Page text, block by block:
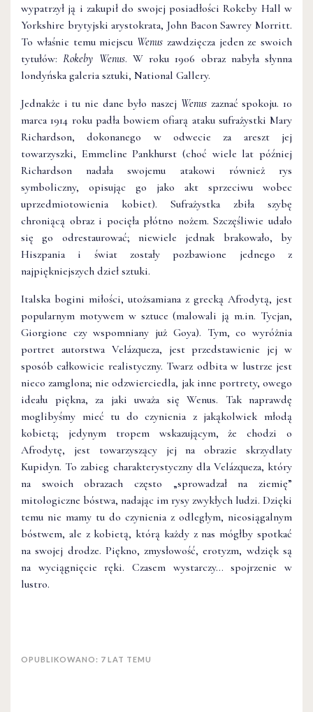
wypatrzył ją i zakupił do swojej posiadłości Rokeby Hall w
Yorkshire brytyjski arystokrata, John Bacon Sawrey Morritt.
To właśnie temu miejscu Wenus zawdzięcza jeden ze swoich
tytułów:Rokeby Wenus. W roku 1906 obraz nabyła słynna
londyńska galeria sztuki, National Gallery.
Jednakże i tu nie dane było naszej Wenuszaznać spokoju. 10
marca 1914 roku padła bowiem ofiarą ataku sufrażystki Mary
Richardson, dokonanego w odwecie za areszt jej
towarzyszki, Emmeline Pankhurst (choć wiele lat później
Richardson nadała swojemu atakowi również rys
symboliczny, opisując go jako akt sprzeciwu wobec
uprzedmiotowienia kobiet). Sufrażystka zbiła szybę
chroniącą obraz i pocięła płótno nożem. Szczęśliwie udało
się go odrestaurować; niewiele jednak brakowało, by
Hiszpania i świat zostały pozbawione jednego z
najpiękniejszych dzieł sztuki.
Italska bogini miłości, utożsamiana z grecką Afrodytą, jest
popularnym motywem w sztuce (malowali ją m.in. Tycjan,
Giorgione czy wspomniany już Goya). Tym, co wyróżnia
portret autorstwa Velázqueza, jest przedstawienie jej w
sposób całkowicie realistyczny. Twarz odbita w lustrze jest
nieco zamglona; nie odzwierciedla, jak inne portrety, owego
ideału piękna, za jaki uważa się Wenus. Tak naprawdę
moglibyśmy mieć tu do czynienia z jakąkolwiek młodą
kobietą; jedynym tropem wskazującym, że chodzi o
Afrodytę, jest towarzyszący jej na obrazie skrzydlaty
Kupidyn. To zabieg charakterystyczny dla Velázqueza, który
na swoich obrazach często „sprowadzał na ziemię”
mitologiczne bóstwa, nadając im rysy zwykłych ludzi. Dzięki
temu nie mamy tu do czynienia z odległym, nieosiągalnym
bóstwem, ale z kobietą, którą każdy z nas mógłby spotkać
na swojej drodze. Piękno, zmysłowość, erotyzm, wdzięk są
na wyciągnięcie ręki. Czasem wystarczy… spojrzenie w
lustro.
OPUBLIKOWANO: 7 LAT TEMU